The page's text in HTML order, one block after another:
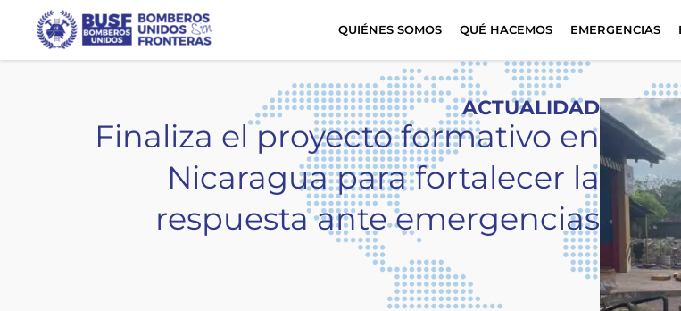
QUIÉNES SOMOS QUÉ HACEMOS EMERGENCIAS
ACTUALIDAD
Finaliza el proyecto formativo en
Nicaragua para fortalecer la
respuesta ante emergencias